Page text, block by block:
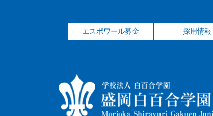
エスポワール募金 採用情報